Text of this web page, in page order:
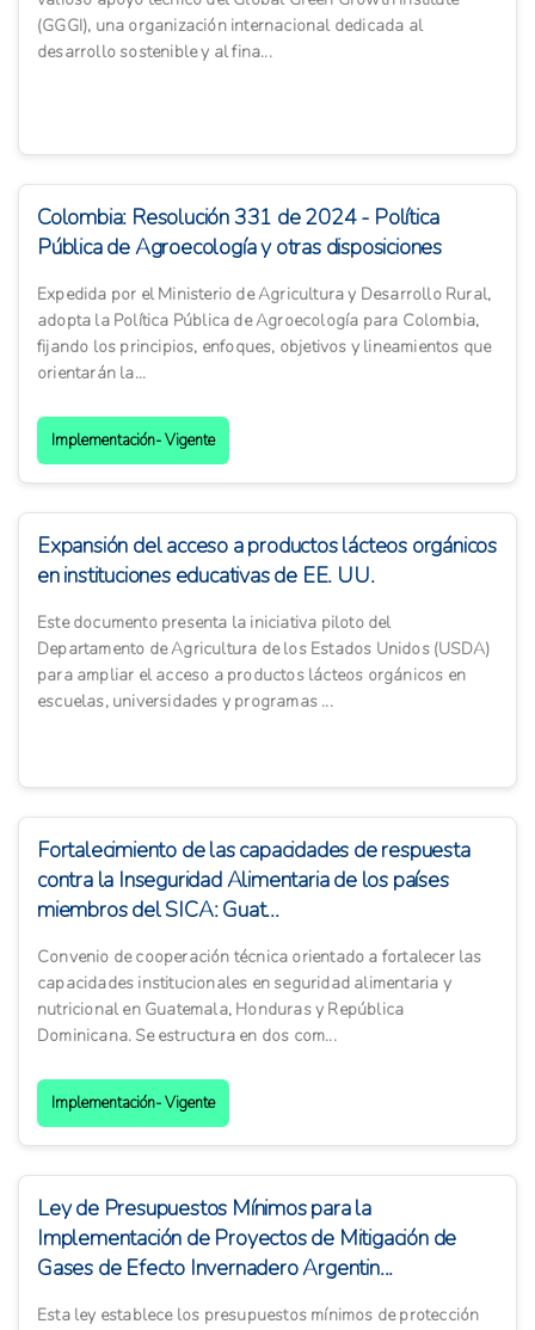
(GGGI), una organización internacional dedicada al
desarrollo sostenible y al fina...
Colombia: Resolución 331 de 2024 - Política
Pública de Agroecología y otras disposiciones
Expedida por el Ministerio de Agricultura y Desarrollo Rural,
adopta la Política Pública de Agroecología para Colombia,
fijando los principios, enfoques, objetivos y lineamientos que
orientarán la...
Implementación- Vigente
Expansión del acceso a productos lácteos orgánicos
en instituciones educativas de EE. UU.
Este documento presenta la iniciativa piloto del
Departamento de Agricultura de los Estados Unidos (USDA)
para ampliar el acceso a productos lácteos orgánicos en
escuelas, universidades y programas ...
Fortalecimiento de las capacidades de respuesta
contra la Inseguridad Alimentaria de los países
miembros del SICA: Guat...
Convenio de cooperación técnica orientado a fortalecer las
capacidades institucionales en seguridad alimentaria y
nutricional en Guatemala, Honduras y República
Dominicana. Se estructura en dos com...
Implementación- Vigente
Ley de Presupuestos Mínimos para la
Implementación de Proyectos de Mitigación de
Gases de Efecto Invernadero Argentin...
Esta ley establece los presupuestos mínimos de protección